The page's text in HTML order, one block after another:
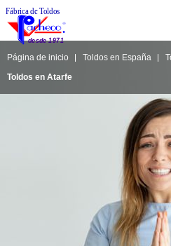
Página de inicio Toldos en España
Toldos en Atarfe